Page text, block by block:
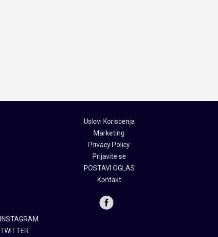
Uslovi Koriscenja
Marketing
Privacy Policy
Prijavite se
POSTAVI OGLAS
Kontakt
INSTAGRAM
TWITTER